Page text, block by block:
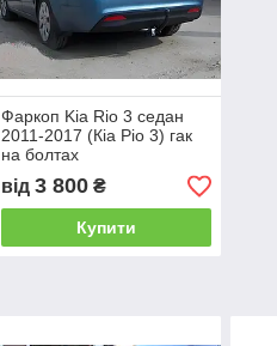
Фаркоп Kia Rio 3 седан
2011-2017 (Кіа Ріо 3) гак
на болтах
від 3 800₴
Купити